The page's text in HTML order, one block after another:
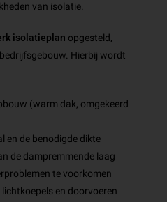
van isolatie.
isolatieplan opgesteld,
Hierbij wordt
(warm dak, omgekeerd
en de benodigde dikte
de dampremmende laag
te voorkomen
en doorvoeren